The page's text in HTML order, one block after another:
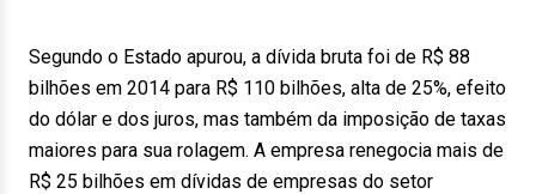
Segundo o Estado apurou, a dívida bruta foi de R$ 88
bilhões em 2014 para R$ 110 bilhões, alta de 25%, efeito
do dólar e dos juros, mas também da imposição de taxas
maiores para sua rolagem. A empresa renegocia mais de
R$ 25 bilhões em dívidas de empresas do setor